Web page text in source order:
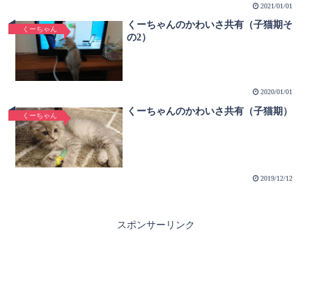
2021/01/01
くーちゃん
くーちゃんのかわいさ共有（子猫期そ
の2）
2020/01/01
くーちゃん くーちゃんのかわいさ共有（子猫期）
2019/12/12
スポンサーリンク